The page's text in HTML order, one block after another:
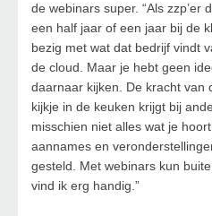
de webinars super. “Als zzp’er
een half jaar of een jaar bij de
bezig met wat dat bedrijf vindt
de cloud. Maar je hebt geen
daarnaar kijken. De kracht van
kijkje in de keuken krijgt bij
misschien niet alles wat je
aannames en
gesteld. Met webinars kun
vind ik erg handig.”